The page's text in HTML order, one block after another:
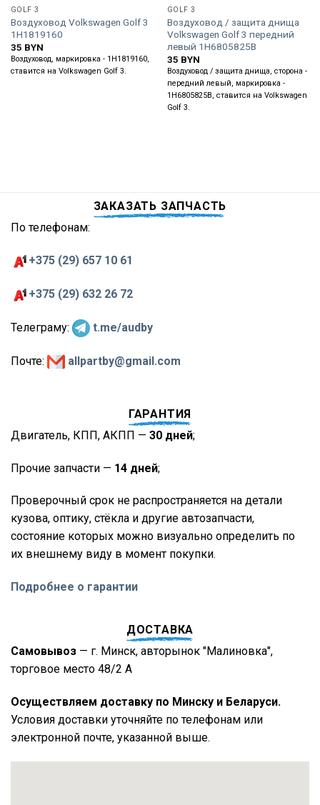
GOLF 3
Воздуховод Volkswagen Golf 3
1H1819160
35 BYN
Воздуховод, маркировка - 1H1819160,
ставится на Volkswagen Golf 3.
GOLF 3
Воздуховод / защита днища
Volkswagen Golf 3 передний
левый 1H6805825B
35 BYN
Воздуховод / защита днища, сторона -
передний левый, маркировка -
1H6805825B, ставится на Volkswagen
Golf 3.
ЗАКАЗАТЬ ЗАПЧАСТЬ
По телефонам:
+375 (29) 657 10 61
+375 (29) 632 26 72
Телеграму: t.me/audby
Почте: allpartby@gmail.com
ГАРАНТИЯ
Двигатель, КПП, АКПП — 30 дней;
Прочие запчасти — 14 дней;
Проверочный срок не распространяется на детали
кузова, оптику, стёкла и другие автозапчасти,
состояние которых можно визуально определить по
их внешнему виду в момент покупки.
Подробнее о гарантии
ДОСТАВКА
Самовывоз — г. Минск, авторынок "Малиновка",
торговое место 48/2 А
Осуществляем доставку по Минску и Беларуси.
Условия доставки уточняйте по телефонам или
электронной почте, указанной выше.